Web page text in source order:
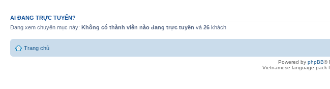
AI ĐANG TRỰC TUYẾN?
Đang xem chuyên mục này: Không có thành viên nào đang trực tuyến và 26 khách
Trang chủ
Powered by phpBB®
Vietnamese language pack